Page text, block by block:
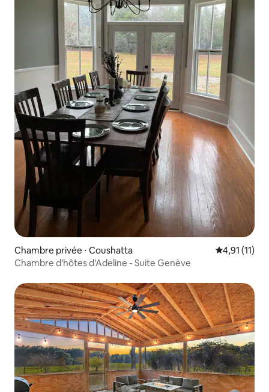
Chambre privée ⋅ Coushatta Évaluation
4,91 (11)
Chambre d'hôtes d'Adeline - Suite Genève